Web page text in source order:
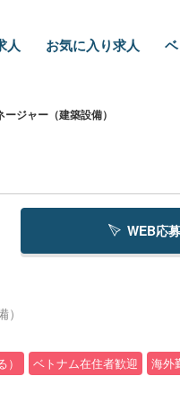
人 お気に入り求人
ジャー（建築設備）
WEB応
ベトナム在住者歓迎 海外